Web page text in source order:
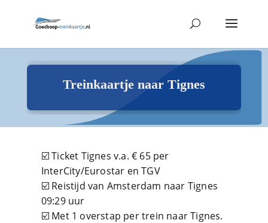
Treinkaartje naar Tignes
☑️ Ticket Tignes v.a. € 65 per
InterCity/Eurostar en TGV
☑️ Reistijd van Amsterdam naar Tignes
09:29 uur
☑️ Met 1 overstap per trein naar Tignes.